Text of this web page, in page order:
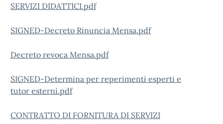
SERVIZI DIDATTICI.pdf
SIGNED-Decreto Rinuncia Mensa.pdf
Decreto revoca Mensa.pdf
SIGNED-Determina per reperimenti esperti e
tutor esterni.pdf
CONTRATTO DI FORNITURA DI SERVIZI